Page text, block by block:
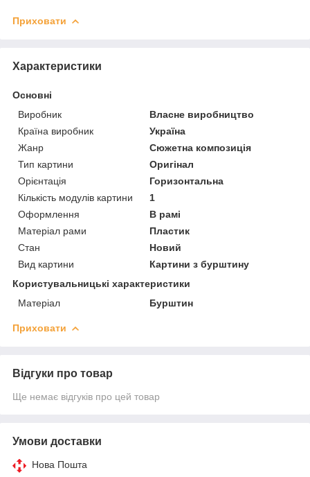
Приховати
Характеристики
Основні
Виробник
Власне виробництво
Країна виробник
Україна
Жанр
Сюжетна композиція
Тип картини
Оригінал
Орієнтація
Горизонтальна
Кількість модулів картини
1
Оформлення
В рамі
Матеріал рами
Пластик
Стан
Новий
Вид картини
Картини з бурштину
Користувальницькі характеристики
Матеріал
Бурштин
Приховати
Відгуки про товар
Ще немає відгуків про цей товар
Умови доставки
Нова Пошта